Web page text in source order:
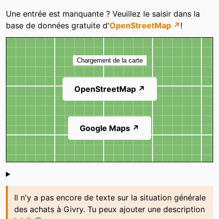
Catégories
Une entrée est manquante ? Veuillez le saisir dans la
base de données gratuite d'OpenStreetMap ↗ !
Carte
Chargement de la carte
OpenStreetMap ↗
Google Maps ↗
Shoutbox
Il n'y a pas encore de texte sur la situation générale
des achats à Givry. Tu peux ajouter une description